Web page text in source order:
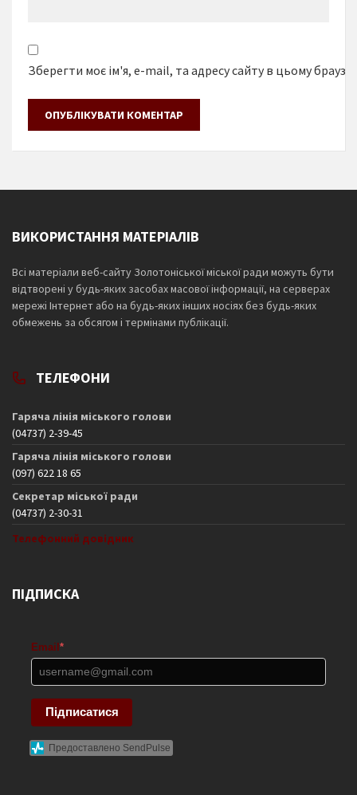
Зберегти моє ім'я, e-mail, та адресу сайту в цьому
ВИКОРИСТАННЯ МАТЕРІАЛІВ
Всі матеріали веб-сайту Золотоніської міської ради можуть бути
відтворені у будь-яких засобах масової інформації, на серверах
мережі Інтернет або на будь-яких інших носіях без будь-яких
обмежень за обсягом і термінами публікації.
ТЕЛЕФОНИ
Гаряча лінія міського голови
(04737) 2-39-45
Гаряча лінія міського голови
(097) 622 18 65
Секретар міської ради
(04737) 2-30-31
Телефонний довідник
ПІДПИСКА
Email *
Підписатися
Предоставлено SendPulse